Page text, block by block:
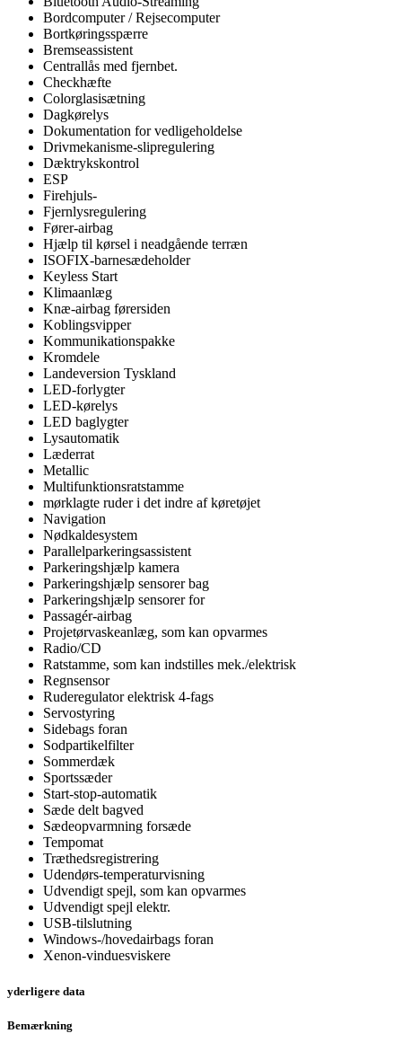
Bordcomputer / Rejsecomputer
Bortkøringsspærre
Bremseassistent
Centrallås med fjernbet.
Checkhæfte
Colorglasisætning
Dagkørelys
Dokumentation for vedligeholdelse
Drivmekanisme-slipregulering
Dæktrykskontrol
ESP
Firehjuls-
Fjernlysregulering
Fører-airbag
Hjælp til kørsel i neadgående terræn
ISOFIX-barnesædeholder
Keyless Start
Klimaanlæg
Knæ-airbag førersiden
Koblingsvipper
Kommunikationspakke
Kromdele
Landeversion Tyskland
LED-forlygter
LED-kørelys
LED baglygter
Lysautomatik
Læderrat
Metallic
Multifunktionsratstamme
mørklagte ruder i det indre af køretøjet
Navigation
Nødkaldesystem
Parallelparkeringsassistent
Parkeringshjælp kamera
Parkeringshjælp sensorer bag
Parkeringshjælp sensorer for
Passagér-airbag
Projetørvaskeanlæg, som kan opvarmes
Radio/CD
Ratstamme, som kan indstilles mek./elektrisk
Regnsensor
Ruderegulator elektrisk 4-fags
Servostyring
Sidebags foran
Sodpartikelfilter
Sommerdæk
Sportssæder
Start-stop-automatik
Sæde delt bagved
Sædeopvarmning forsæde
Tempomat
Træthedsregistrering
Udendørs-temperaturvisning
Udvendigt spejl, som kan opvarmes
Udvendigt spejl elektr.
USB-tilslutning
Windows-/hovedairbags foran
Xenon-vinduesviskere
yderligere data
Bemærkning